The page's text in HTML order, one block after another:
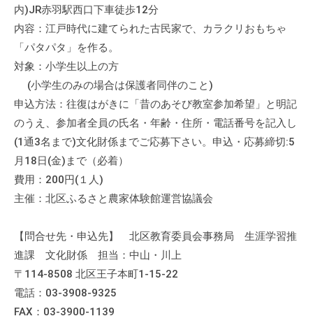
ま
す
。
場
北
と
ぴ
あ
1
1
で
す
。
内)JR赤羽駅西口下車徒歩12分
内容：江戸時代に建てられた古民家で、カラクリおもちゃ
「パタパタ」を作る。
対象：小学生以上の方
(小学生のみの場合は保護者同伴のこと)
申込方法：往復はがきに「昔のあそび教室参加希望」と明記
のうえ、参加者全員の氏名・年齢・住所・電話番号を記入し
(1通3名まで)文化財係までご応募下さい。申込・応募締切:5
月18日(金)まで（必着）
費用：200円(１人)
主催：北区ふるさと農家体験館運営協議会
【問合せ先・申込先】 北区教育委員会事務局 生涯学習推
進課 文化財係 担当：中山・川上
〒114-8508 北区王子本町1-15-22
電話：03-3908-9325
FAX：03-3900-1139